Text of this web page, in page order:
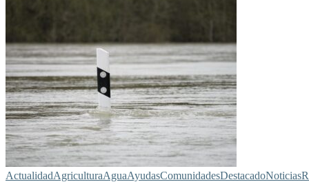
ActualidadAgriculturaAguaAyudasComunidadesDestacadoNoticias